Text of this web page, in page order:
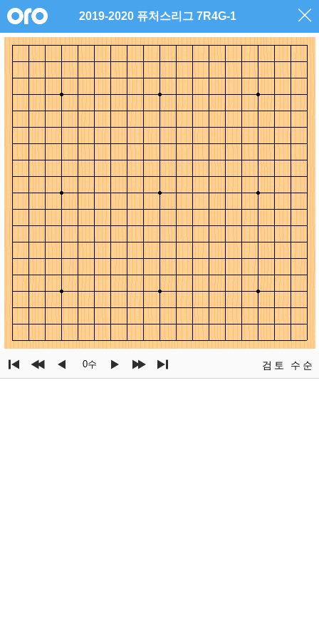
2019-2020 퓨처스리그 7R4G-1
0수 검토 수순